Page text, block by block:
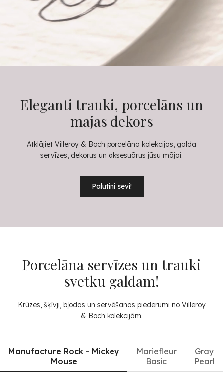
Eleganti trauki, porcelāns un
mājas dekors
Atklājiet Villeroy & Boch porcelāna kolekcijas, galda
servīzes, dekorus un aksesuārus jūsu mājai.
Palutini sevi!
Porcelāna servīzes un trauki
svētku galdam!
Krūzes, šķīvji, bļodas un servēšanas piederumi no Villeroy
& Boch kolekcijām.
Manufacture Rock - Mickey
Mouse
Mariefleur
Basic
Gray
Pearl